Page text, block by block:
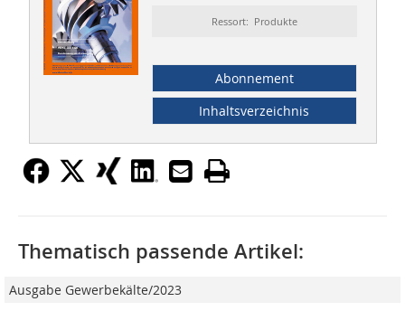
Ressort: Produkte
Abonnement
Inhaltsverzeichnis
Thematisch passende Artikel:
Ausgabe Gewerbekälte/2023